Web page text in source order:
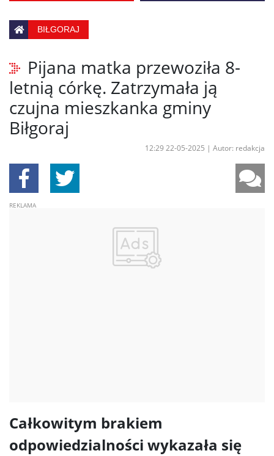
BIŁGORAJ
Pijana matka przewoziła 8-
letnią córkę. Zatrzymała ją
czujna mieszkanka gminy
Biłgoraj
12:29 22-05-2025 | Autor: redakcja
Całkowitym brakiem
odpowiedzialności wykazała się